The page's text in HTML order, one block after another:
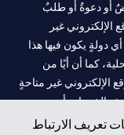
تعريف الارتباط
أو دعوةٌ أو طلبٌ
الإلكتروني غير
يكون فيها هذا
كما أن أيًا من
الإلكتروني غير متاحةٍ
الخدمات أو